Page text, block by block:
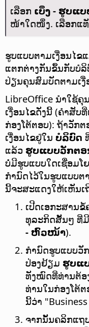
ເລືອກ ເບິ່ງ - ຮູບແບ
ໜ້າໃດໜຶ່ງ. ເລືອກແ
ຮູບແບບຕາມເງື່ອນໄ
ແຕກຕ່າງກັນຂຶ້ນກັບບໍ
ປ່ຽນຄຸນສົມບັດຕາມເງື່
LibreOffice ນຳໃຊ້
ເງື່ອນໄຂດັ່ງນີ້ (ຄຳສັບ
ກ່ອງໂຕ້ຕອບ): ຖ້າວັກ
ເງື່ອນໄຂຢູ່ໃນ ບໍລິບົດ
ແລ້ວ ຮູບແບບວັກຕ
ບໍ່ມີຮູບແບບໃດເຊື່ອມໂ
ກຳນົດໄວ້ໃນຮູບແບບຕ
ນີ້ຈະສະແດງໃຫ້ເຫັນເ
ເປີດເອກະສານ
ທຸລະກິດສັ້ນໆ ທີ່
- ຫົວໜ້າ).
ກຳນົດຮູບແບບວັ
ປ່ອງຢ້ຽມ ຮູບແ
ທັງໝົດທີ່ທ່ານຕ້ອ
ທ່ານໃນກ່ອງໂຕ້ຕ
ນີ້ວ່າ
ຈາກນັ້ນຄລິກແຖ